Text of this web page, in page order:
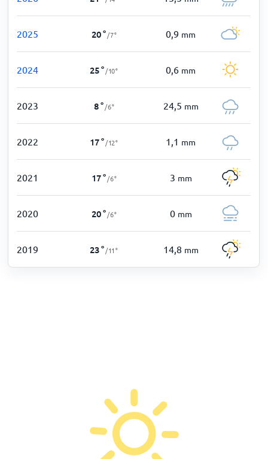
2025 20° /7° 0,9 mm
2024 25° /10° 0,6 mm
2023 8° /6° 24,5 mm
2022 17° /12° 1,1 mm
2021 17° /6° 3 mm
2020 20° /6° 0 mm
2019 23° /11° 14,8 mm